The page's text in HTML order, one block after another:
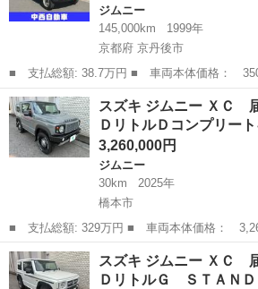
ジムニー
145,000km
1999年
京都府 京丹後市
■ 支払総額: 38.7万円 ■ 車両本体価格： 350,000 円 ■ メーカー
名： スズキ ■ 車種名： ジムニー ■ グレ
気量： 660cc ■ ドア枚数： 3D ■ ミッショ
京都 京丹後市 ジムニー
スズキ ジムニー ＸＣ
ＤリトルＤコンプリー
3,260,000円
ジムニー
30km
2025年
橋本市
■ 支払総額: 329万円 ■ 車両本体価格： 3,260,000 円 ■ メーカー
名： スズキ ■ 車種名： ジムニー ■ グレ
済未使用車ＤＡＭＤリトルＤコンプリート
660c...
和歌山 橋本市 ジムニー
スズキ ジムニー ＸＣ
ＤリトルＧ ＳＴＡＮ